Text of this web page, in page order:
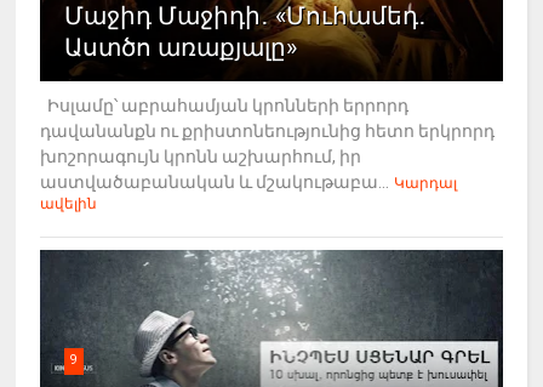
Մաջիդ Մաջիդի․ «Մուհամեդ․
Աստծո առաքյալը»
Իսլամը՝ աբրահամյան կրոնների երրորդ
դավանանքն ու քրիստոնեությունից հետո երկրորդ
խոշորագույն կրոնն աշխարհում, իր
աստվածաբանական և մշակութաբա...
Կարդալ
ավելին
9